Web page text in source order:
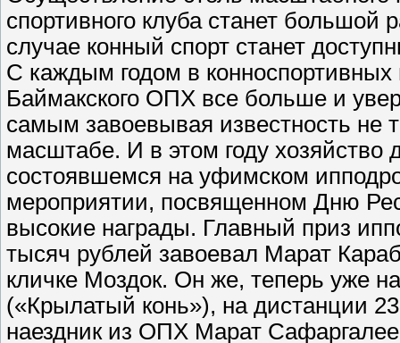
спортивного клуба станет
случае конный спорт станет
С каждым годом в конноспортивных
Баймакского ОПХ все больше и
самым завоевывая известность не
масштабе. И в этом году хозяйство
состоявшемся на уфимском
мероприятии, посвященном Дню
высокие награды. Главный приз
тысяч рублей завоевал Марат
кличке Моздок. Он же, теперь уже
(«Крылатый конь»), на дистанции
наездник из ОПХ Марат